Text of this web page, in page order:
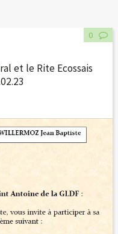
et le Rite Ecossais
0